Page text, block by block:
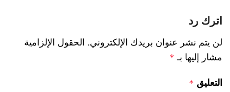
اترك رد
لن يتم نشر عنوان بريدك الإلكتروني. الحقول الإلزامية
مشار إليها بـ *
التعليق *